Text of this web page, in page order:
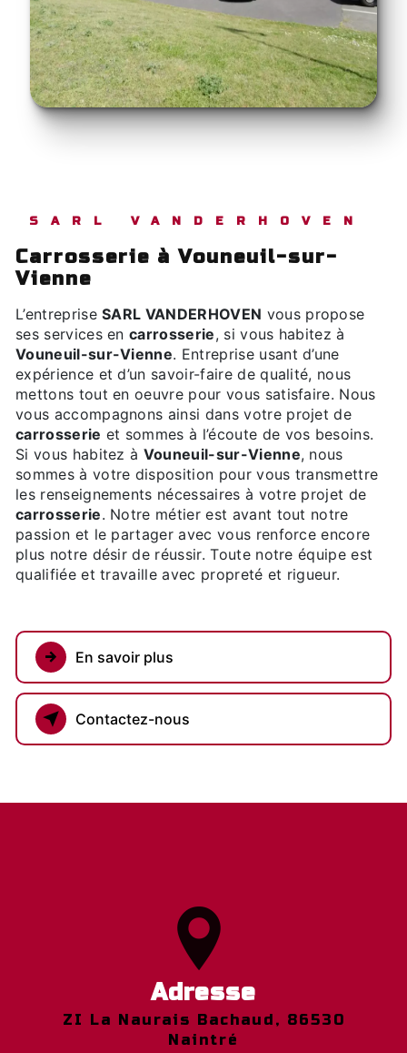
SARL VANDERHOVEN
carrosserie à Vouneuil-sur-
Vienne
L’entrepriseSARL VANDERHOVEN vous propose
ses services encarrosserie, si vous habitez à
Vouneuil-sur-Vienne. Entreprise usant d’une
expérience et d’un savoir-faire de qualité, nous
mettons tout en oeuvre pour vous satisfaire. Nous
vous accompagnons ainsi dans votre projet de
carrosserie et sommes à l’écoute de vos besoins.
Si vous habitez à Vouneuil-sur-Vienne, nous
sommes à votre disposition pour vous transmettre
les renseignements nécessaires à votre projet de
carrosserie. Notre métier est avant tout notre
passion et le partager avec vous renforce encore
plus notre désir de réussir. Toute notre équipe est
qualifiée et travaille avec propreté et rigueur.
En savoir plus
Contactez-nous
Adresse
ZI La Naurais Bachaud, 86530
Naintré